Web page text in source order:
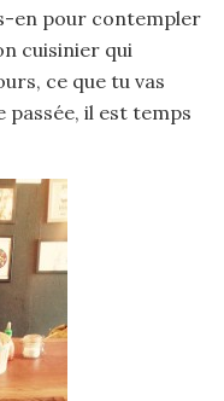
en pour contempler
cuisinier qui
ce que tu vas
il est temps